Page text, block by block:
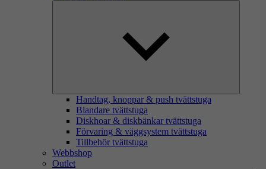
Handtag, knoppar & push tvättstuga
Blandare tvättstuga
Diskhoar & diskbänkar tvättstuga
Förvaring & väggsystem tvättstuga
Tillbehör tvättstuga
Webbshop
Outlet